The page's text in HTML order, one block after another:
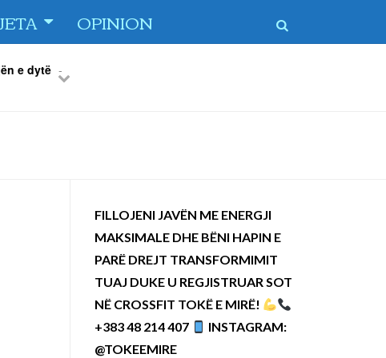
OPINION
e dytë
PreviousNext
FILLOJENI JAVËN ME ENERGJI
MAKSIMALE DHE BËNI HAPIN E
PARË DREJT TRANSFORMIMIT
TUAJ DUKE U REGJISTRUAR SOT
NË CROSSFIT TOKË E MIRË!
+383 48 214 407
INSTAGRAM:
@TOKEEMIRE